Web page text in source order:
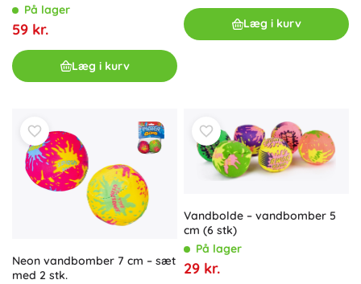
På lager
59 kr.
Læg i kurv
Læg i kurv
Neon vandbomber 7 cm – sæt
med 2 stk.
Vandbolde – vandbomber 5
cm (6 stk)
På lager
29 kr.